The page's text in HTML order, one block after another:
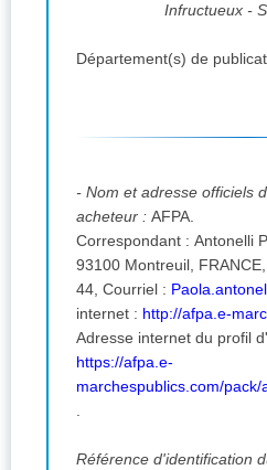
Infructueux -
Département(s) de
- Nom et adresse officiels
acheteur : AFPA.
Correspondant : Antonelli Paola, 3 rue
93100 Montreuil, FRANCE, tél. : 06-35-28-31-
44, Courriel :
internet : http://afpa.e-
Adresse internet du profil
https://afpa.e-
marchespublics.com/
.
Référence d'identification